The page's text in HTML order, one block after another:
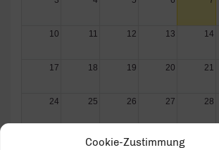
Cookie-Zustimmung
10 11 12 13 14
17 18 19 20 21
24 25 26 27 28